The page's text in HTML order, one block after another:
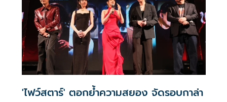
'ไฟว์สตาร์' ตอกย้ำความสยอง จัดรอบกาล่า